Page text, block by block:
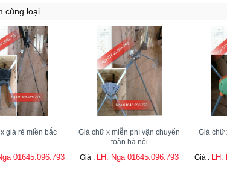
cùng loại
giá rẻ miền bắc
01645.096.793
Giá chữ x miễn phí vận chuyển
toàn hà nội
Giá : LH: Nga 01645.096.793
Giá chữ
Giá : LH: